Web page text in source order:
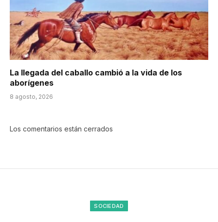
La llegada del caballo cambió a la vida de los
aborígenes
8 agosto, 2026
Los comentarios están cerrados
SOCIEDAD